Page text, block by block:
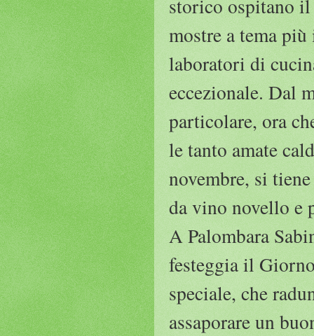
storico ospitano
mostre a tema
laboratori di
eccezionale. Dal
particolare, ora
le tanto amate
novembre, si
da vino novello e
A Palombara
festeggia il
speciale, che
assaporare un